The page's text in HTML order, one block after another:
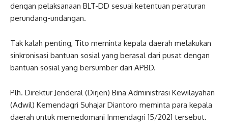
dengan pelaksanaan BLT-DD sesuai ketentuan peraturan
perundang-undangan.
Tak kalah penting, Tito meminta kepala daerah melakukan
sinkronisasi bantuan sosial yang berasal dari pusat dengan
bantuan sosial yang bersumber dari APBD.
Plh. Direktur Jenderal (Dirjen) Bina Administrasi Kewilayahan
(Adwil) Kemendagri Suhajar Diantoro meminta para kepala
daerah untuk memedomani Inmendagri 15/2021 tersebut.